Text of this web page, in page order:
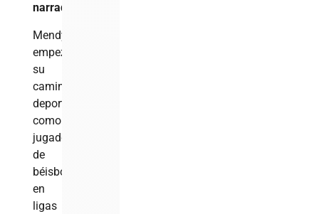
narrador
Mendy
empezó
su
camino
deportivo
como
jugador
de
béisbol
en
ligas